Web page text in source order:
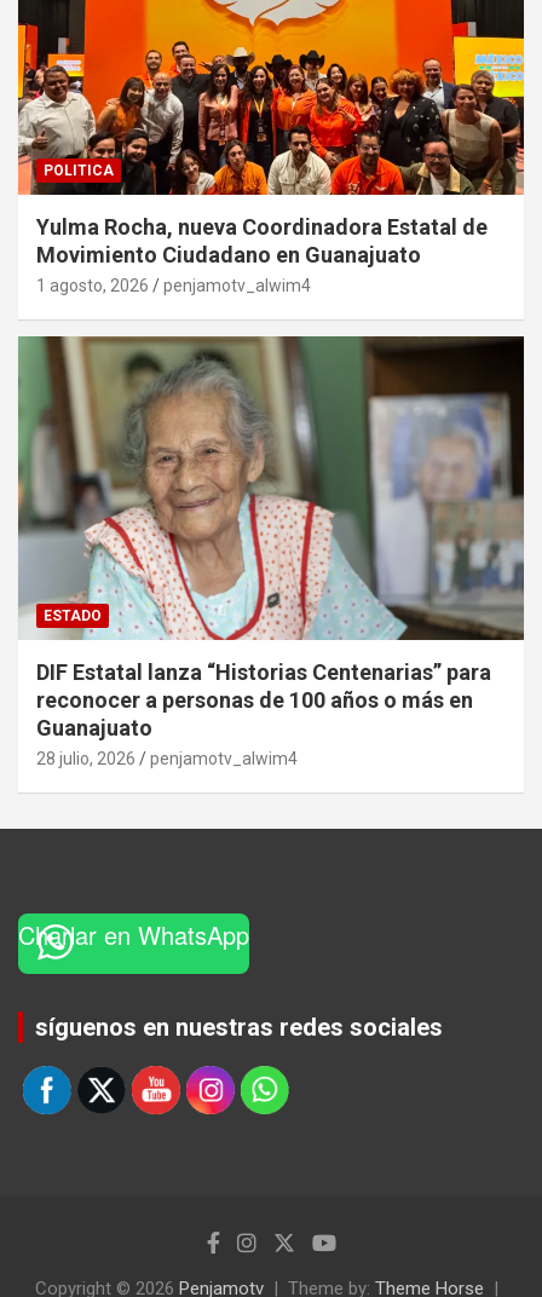
POLITICA
Yulma Rocha, nueva Coordinadora Estatal de
Movimiento Ciudadano en Guanajuato
1 agosto, 2026 penjamotv_alwim4
ESTADO
DIF Estatal lanza “Historias Centenarias” para
reconocer a personas de 100 años o más en
Guanajuato
28 julio, 2026 penjamotv_alwim4
Charlar en WhatsApp
síguenos en nuestras redes sociales
Copyright © 2026 Penjamotv Theme by: Theme Horse